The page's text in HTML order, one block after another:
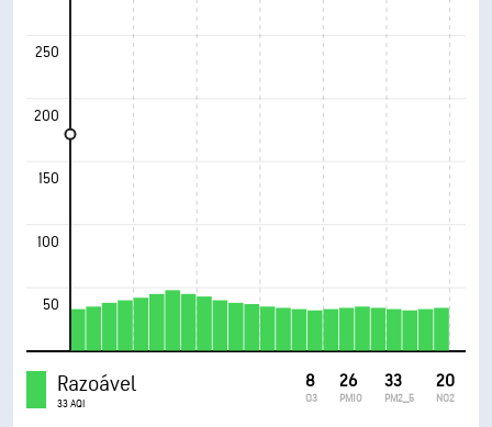
250
200
150
100
50
Razoável
33 AQI
8
O3
26
PM10
33
PM2_5
20
NO2